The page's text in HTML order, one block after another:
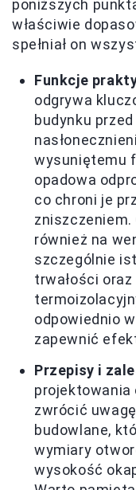
poniższych
właściwie
spełniał on
Funkcje
odgrywa
budynku
wysuniętemu
opadowa
co chroni je
zniszczeniem.
również na
szczególnie
trwałości
odpowiednio
zapewnić
Przepisy i
projektowania
zwrócić
budowlane,
wymiary
wysokość